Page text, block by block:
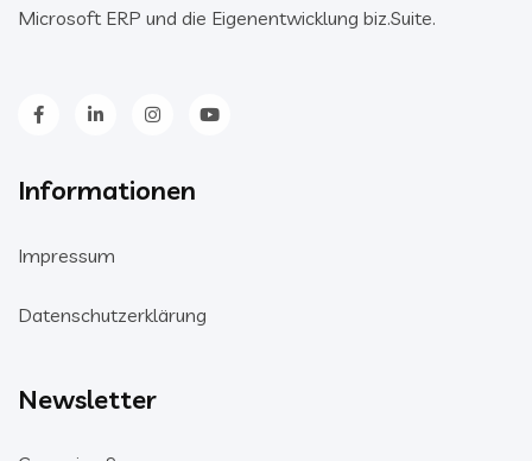
Microsoft ERP und die Eigenentwicklung biz.Suite.
Informationen
Impressum
Datenschutzerklärung
Newsletter